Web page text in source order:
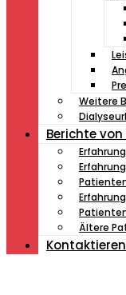
Weitere
Berichte
Ältere